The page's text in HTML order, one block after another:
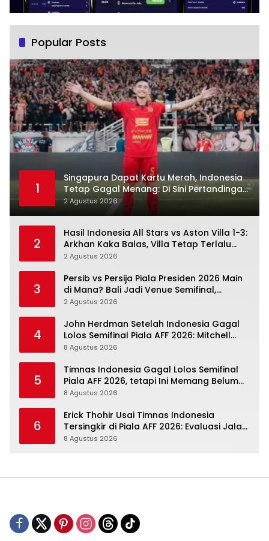
Popular Posts
1
Singapura Dapat Kartu Merah, Indonesia
Tetap Gagal Menang: Di Sini Pertandingan
Berbelok
2 Agustus 2026
2
Hasil Indonesia All Stars vs Aston Villa 1-3:
Arkhan Kaka Balas, Villa Tetap Terlalu
Rapi
2 Agustus 2026
3
Persib vs Persija Piala Presiden 2026 Main
di Mana? Bali Jadi Venue Semifinal,
Ritmenya Beda
2 Agustus 2026
4
John Herdman Setelah Indonesia Gagal
Lolos Semifinal Piala AFF 2026: Mitchell
Baker Menjanjikan, Pemain Senior Terpukul
8 Agustus 2026
5
Timnas Indonesia Gagal Lolos Semifinal
Piala AFF 2026, tetapi Ini Memang Belum
Garis Akhir
8 Agustus 2026
6
Erick Thohir Usai Timnas Indonesia
Tersingkir di Piala AFF 2026: Evaluasi Jalan,
Agenda Berikutnya Menunggu
8 Agustus 2026